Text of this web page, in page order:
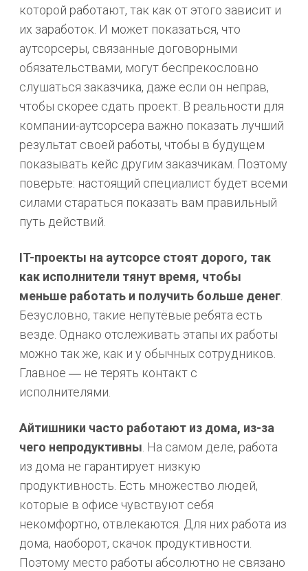
которой работают, так как от этого зависит и
их заработок. И может показаться, что
аутсорсеры, связанные договорными
обязательствами, могут беспрекословно
слушаться заказчика, даже если он неправ,
чтобы скорее сдать проект. В реальности для
компании-аутсорсера важно показать лучший
результат своей работы, чтобы в будущем
показывать кейс другим заказчикам. Поэтому
поверьте: настоящий специалист будет всеми
силами стараться показать вам правильный
путь действий.
IT-проекты на аутсорсе стоят дорого, так
как исполнители тянут время, чтобы
меньше работать и получить больше денег.
Безусловно, такие непутёвые ребята есть
везде. Однако отслеживать этапы их работы
можно так же, как и у обычных сотрудников.
Главное ― не терять контакт с
исполнителями.
Айтишники часто работают из дома, из-за
чего непродуктивны. На самом деле, работа
из дома не гарантирует низкую
продуктивность. Есть множество людей,
которые в офисе чувствуют себя
некомфортно, отвлекаются. Для них работа из
дома, наоборот, скачок продуктивности.
Поэтому место работы абсолютно не связано